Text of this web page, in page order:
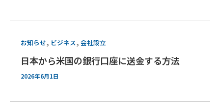
お知らせ, ビジネス, 会社設立
日本から米国の銀行口座に送金する方法
2026年6月1日